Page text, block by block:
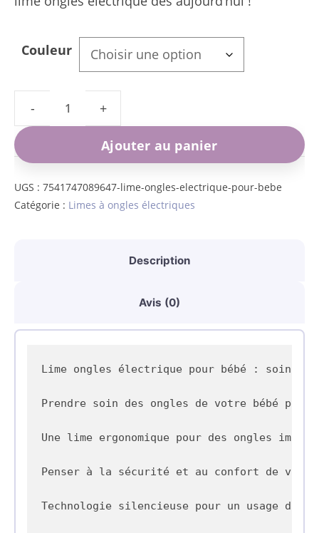
Couleur
de
Lime
Ongles
Électrique
Bébé
Accessoires
Ajouter au panier
UGS : 7541747089647-lime-ongles-electrique-pour-bebe
Catégorie : Limes à ongles électriques
Description
Avis (0)
Lime ongles électrique pour bébé : soin
Prendre soin des ongles de votre bébé
Une lime ergonomique pour des ongles
Penser à la sécurité et au confort de
Technologie silencieuse pour un usage